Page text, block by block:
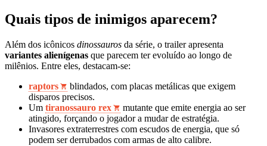
Quais tipos de inimigos aparecem?
Além dos icônicos dinossauros da série, o trailer apresenta
variantes alienígenas que parecem ter evoluído ao longo de
milênios. Entre eles, destacam‑se:
raptors
blindados, com placas metálicas que exigem
disparos precisos.
Um tiranossauro rex
mutante que emite energia ao ser
atingido, forçando o jogador a mudar de estratégia.
Invasores extraterrestres com escudos de energia, que só
podem ser derrubados com armas de alto calibre.